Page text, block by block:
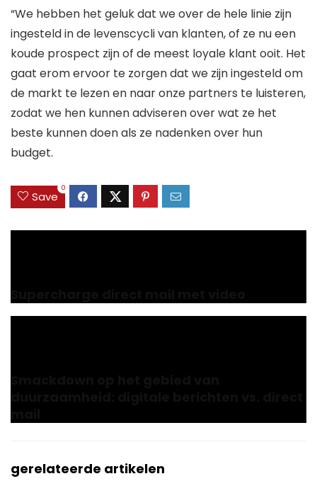
“We hebben het geluk dat we over de hele linie zijn
ingesteld in de levenscycli van klanten, of ze nu een
koude prospect zijn of de meest loyale klant ooit. Het
gaat erom ervoor te zorgen dat we zijn ingesteld om
de markt te lezen en naar onze partners te luisteren,
zodat we hen kunnen adviseren over wat ze het
beste kunnen doen als ze nadenken over hun
budget.
Save
0
gerelateerde artikelen